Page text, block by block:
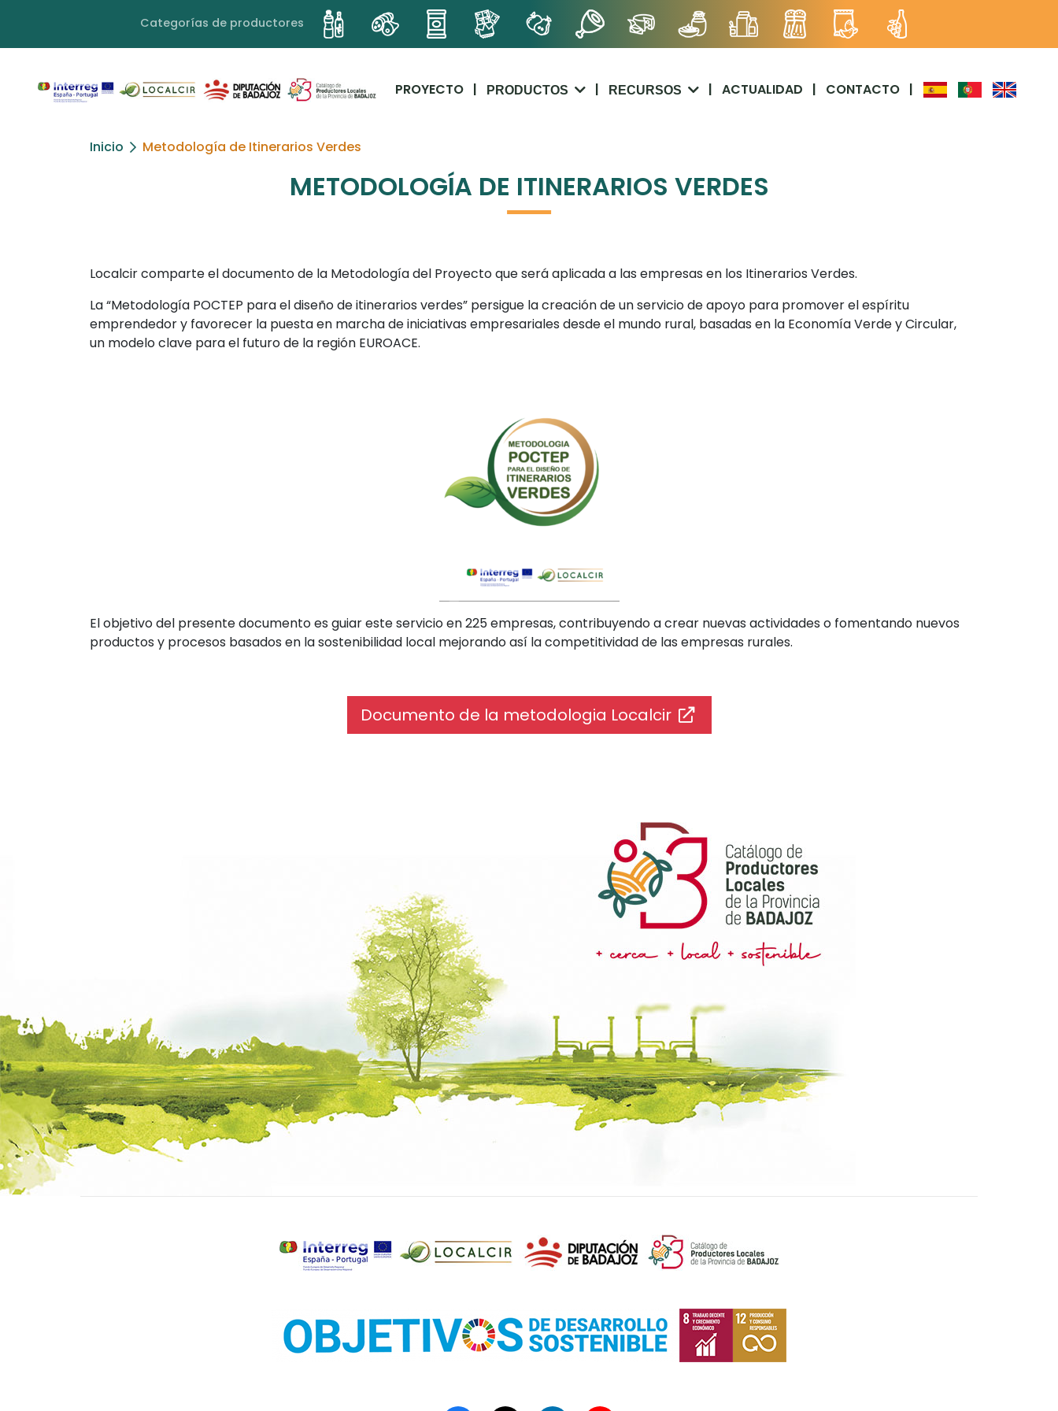
Categorías de productores
PROYECTO | PRODUCTOS | RECURSOS | ACTUALIDAD | CONTACTO |
Inicio Metodología de Itinerarios Verdes
METODOLOGÍA DE ITINERARIOS VERDES
Localcir comparte el documento de la Metodología del Proyecto que será aplicada a las empresas en los Itinerarios Verdes.
La “Metodología POCTEP para el diseño de itinerarios verdes” persigue la creación de un servicio de apoyo para promover el espíritu
emprendedor y favorecer la puesta en marcha de iniciativas empresariales desde el mundo rural, basadas en la Economía Verde y Circular,
un modelo clave para el futuro de la región EUROACE.
El objetivo del presente documento es guiar este servicio en 225 empresas, contribuyendo a crear nuevas actividades o fomentando nuevos
productos y procesos basados en la sostenibilidad local mejorando así la competitividad de las empresas rurales.
Documento de la metodologia Localcir